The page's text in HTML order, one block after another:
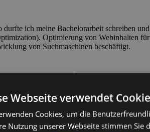
ich meine Bachelorarbeit schreiben
Optimierung von Webinhalten
von Suchmaschinen beschäftigt.
vor allem das Zwischenmenschliche.
Abseits der Arbeit sind mir besonders
konnte man wunderbar abschalten.
Webseite verwendet
Cookies, um die
Nutzung unserer Webseite stimmen Sie